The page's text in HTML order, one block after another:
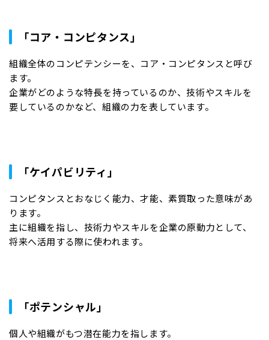
「コア・コンピタンス」
組織全体のコンピテンシーを、コア・コンピタンスと呼び
ます。
企業がどのような特長を持っているのか、技術やスキルを
要しているのかなど、組織の力を表しています。
「ケイパビリティ」
コンピタンスとおなじく能力、才能、素質取った意味があ
ります。
主に組織を指し、技術力やスキルを企業の原動力として、
将来へ活用する際に使われます。
「ポテンシャル」
個人や組織がもつ潜在能力を指します。